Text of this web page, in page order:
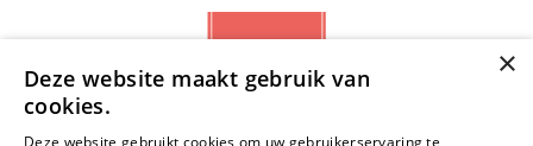
×
Deze website maakt gebruik van
cookies.
Deze website gebruikt cookies om uw gebruikerservaring te